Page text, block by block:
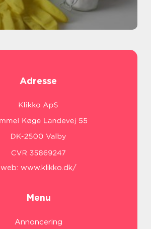
Adresse
web: www.klikko.dk/
Menu
Annoncering